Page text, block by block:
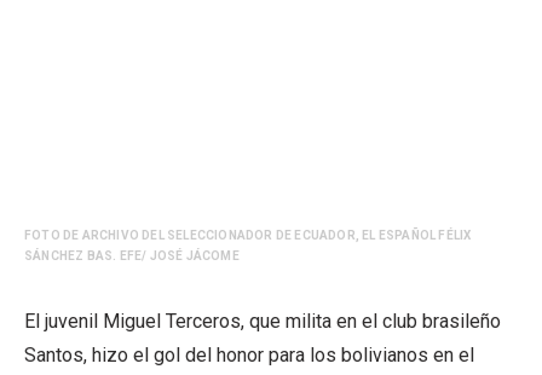
FOTO DE ARCHIVO DEL SELECCIONADOR DE ECUADOR, EL ESPAÑOL FÉLIX
SÁNCHEZ BAS. EFE/ JOSÉ JÁCOME
El juvenil Miguel Terceros, que milita en el club brasileño
Santos, hizo el gol del honor para los bolivianos en el